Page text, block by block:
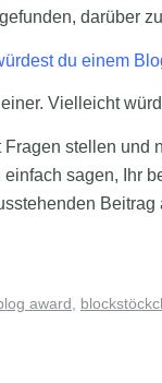
darüber
du einem
Vielleicht
Fragen stellen und
sagen, Ihr
award,